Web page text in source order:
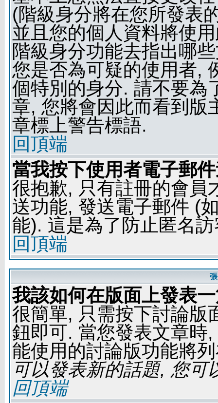
(階級身分將在您所發表
並且您的個人資料將使
階級身分功能去指出哪
您是否為可疑的使用者,
個特別的身分. 請不要為
章, 您將會因此而看到版
章標上警告標語.
回頂端
當我按下使用者電子郵
很抱歉, 只有註冊的會員
送功能, 發送電子郵件 (
能). 這是為了防止匿名
回頂端
我該如何在版面上發表
很簡單, 只需按下討論版
鈕即可. 當您發表文章時
能使用的討論版功能將
可以發表新的話題, 您可
回頂端